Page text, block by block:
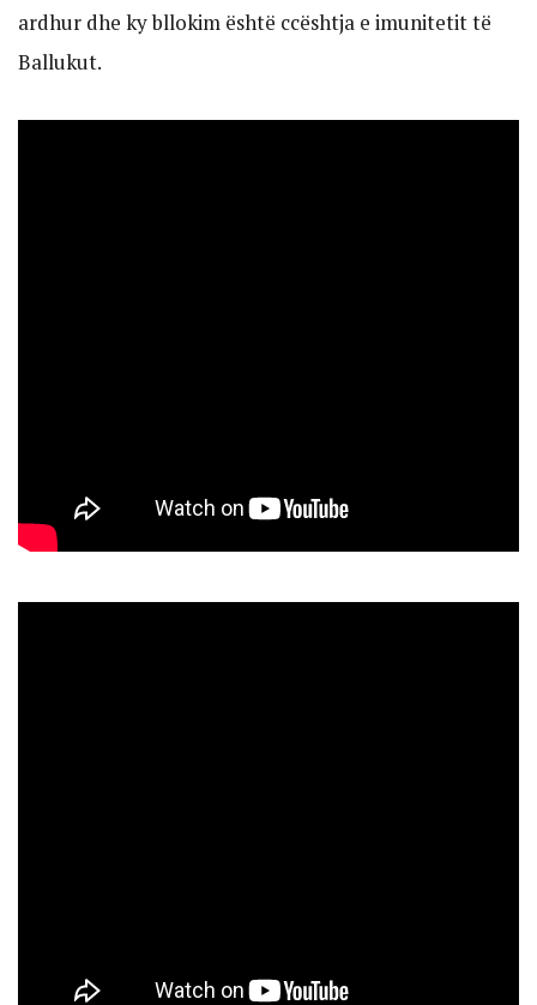
ardhur dhe ky bllokim është ccështja e imunitetit të
Ballukut.